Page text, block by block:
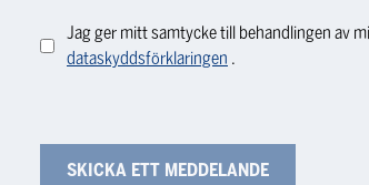
Jag ger mitt samtycke till behandlingen av
dataskyddsförklaringen .